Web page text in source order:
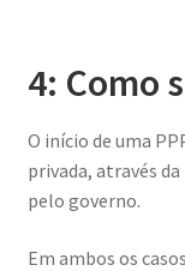
4: Como
O início de uma
privada, através
pelo governo.
Em ambos os